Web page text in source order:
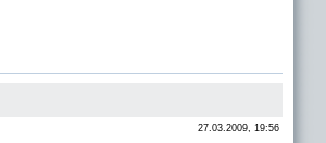
27.03.2009, 19:56